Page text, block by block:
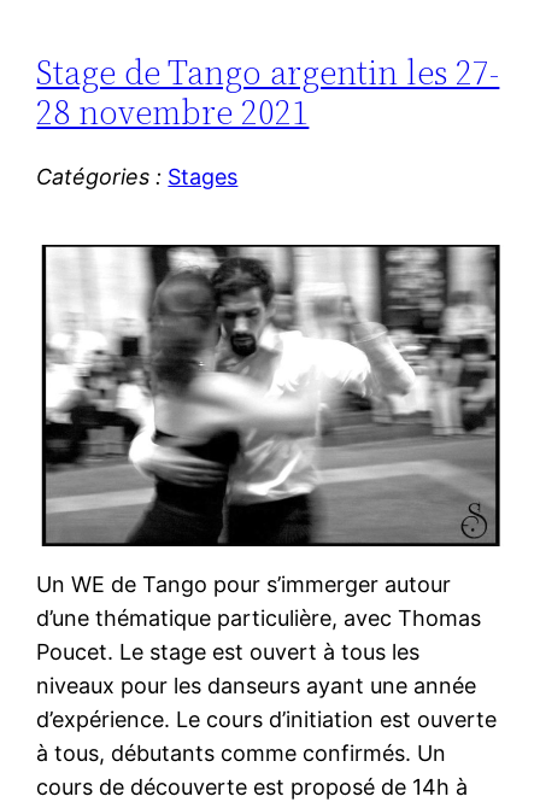
Stage de Tango argentin les 27-
28 novembre 2021
Catégories : Stages
Un WE de Tango pour s’immerger autour
d’une thématique particulière, avec Thomas
Poucet. Le stage est ouvert à tous les
niveaux pour les danseurs ayant une année
d’expérience. Le cours d’initiation est ouverte
à tous, débutants comme confirmés. Un
cours de découverte est proposé de 14h à